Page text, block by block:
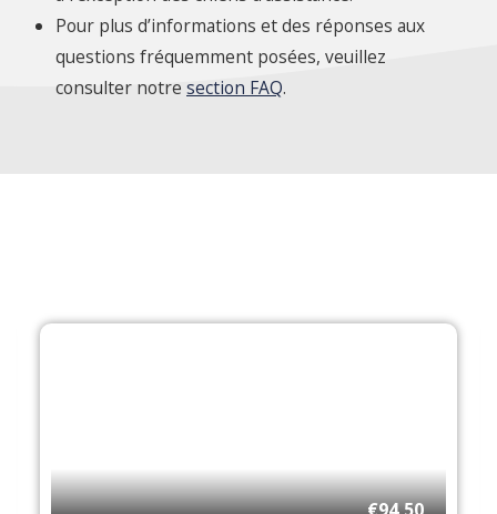
Pour plus d’informations et des réponses aux
questions fréquemment posées, veuillez
consulter notre section FAQ.